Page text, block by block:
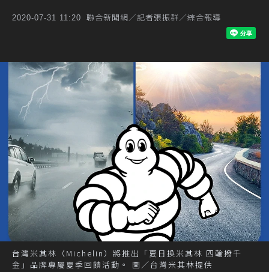
2020-07-31 11:20 聯合新聞網／記者張振群／綜合報導
台灣米其林（Michelin）將推出「夏日換米其林 四輪撥千
金」品牌專屬夏季回饋活動。 圖／台灣米其林提供